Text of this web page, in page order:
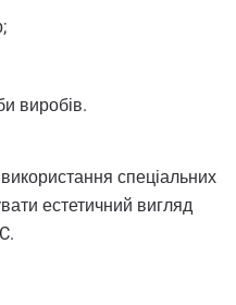
виробів.
спеціальних
естетичний вигляд